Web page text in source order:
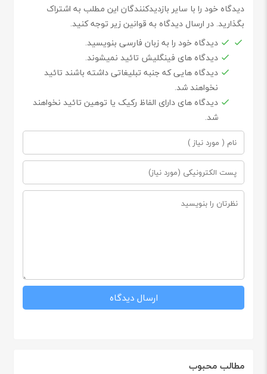
مطالب محبوب
دیدگاه خود را با سایر بازدیدکنندگان این مطلب به اشتراک
بگذارید. در ارسال دیدگاه به قوانین زیر توجه کنید.
دیدگاه خود را به زبان فارسی بنویسید.
دیدگاه های فینگلیش تائید نمیشوند.
دیدگاه هایی که جنبه تبلیغاتی داشته باشند تائید
نخواهند شد.
دیدگاه های دارای الفاظ رکیک یا توهین تائید نخواهند
شد.